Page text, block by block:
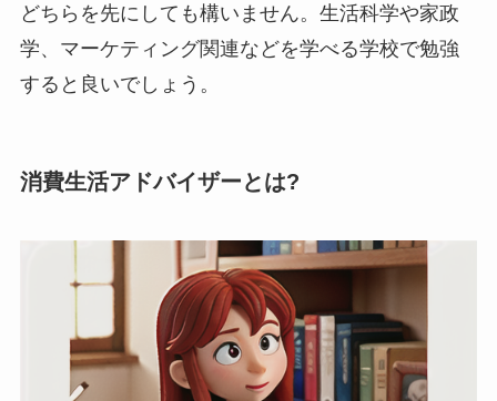
どちらを先にしても構いません。生活科学や家政
学、マーケティング関連などを学べる学校で勉強
すると良いでしょう。
消費生活アドバイザーとは?